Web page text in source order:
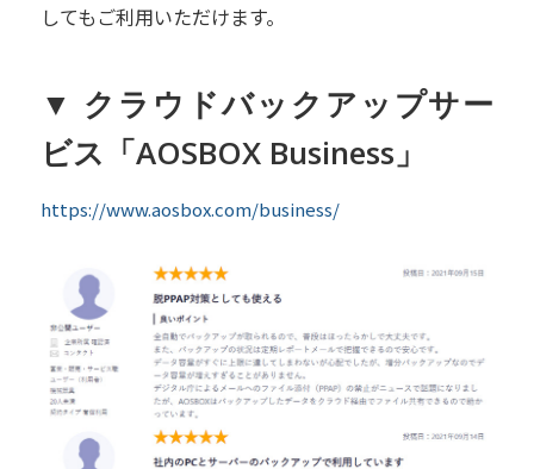
してもご利用いただけます。
▼ クラウドバックアップサー
ビス「AOSBOX Business」
https://www.aosbox.com/business/